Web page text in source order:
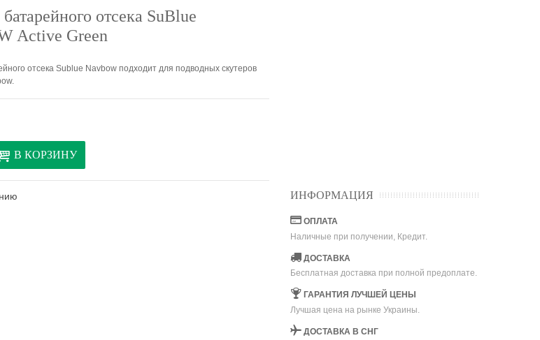
отсека SuBlue
Active Green
отсека Sublue Navbow подходит для подводных скутеров
В КОРЗИНУ
ИНФОРМАЦИЯ
ОПЛАТА
Наличные при получении, Кредит.
ДОСТАВКА
Бесплатная доставка при полной предоплате.
ГАРАНТИЯ ЛУЧШЕЙ ЦЕНЫ
Лучшая цена на рынке Украины.
ДОСТАВКА В СНГ